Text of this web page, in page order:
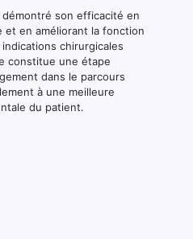
son efficacité en
et en améliorant la fonction
chirurgicales
constitue une étape
dans le parcours
à une meilleure
du patient.